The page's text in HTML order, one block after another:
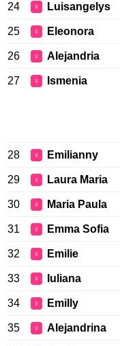
24 ♀ Luisangelys
25 ♀ Eleonora
26 ♀ Alejandria
27 ♀ Ismenia
28 ♀ Emilianny
29 ♀ Laura Maria
30 ♀ Maria Paula
31 ♀ Emma Sofia
32 ♀ Emilie
33 ♀ Iuliana
34 ♀ Emilly
35 ♀ Alejandrina